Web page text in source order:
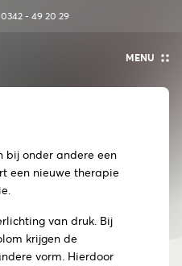
0342 - 49 20 29
MENU
bij onder andere een
een nieuwe therapie
van druk. Bij
krijgen de
vorm. Hierdoor